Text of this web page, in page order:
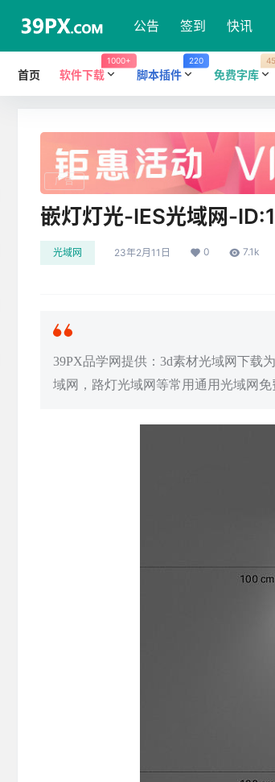
公告 签到 快讯
首页 软件下载
1000+
脚本插件
220
免费字库
广告
嵌灯灯光-IES光域网-
光域网 23年2月11日 0 7.1k
39PX品学网提供：3d素材光域网下载
域网，路灯光域网等常用通用光域网免